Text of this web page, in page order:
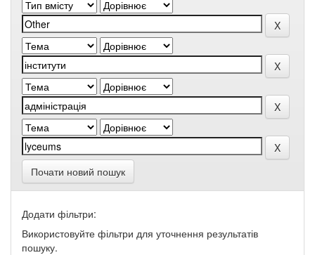
Почати новий пошук
Додати фільтри:
Використовуйте фільтри для уточнення результатів
пошуку.